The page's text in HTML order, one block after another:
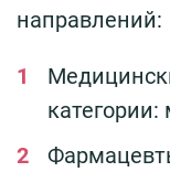
направлений: